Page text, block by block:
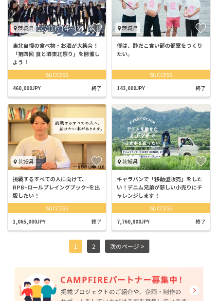
茨城県
東北自慢の食べ物・お酒が大集合！
「第四回 食と酒東北祭り」を開催し
よう！
SUCCESS
460,000JPY 終了
茨城県
僕は、酢だこ食い部の部室をつくり
たい。
SUCCESS
143,000JPY 終了
茨城県
挑戦するすべての人に向けて、
RPB~ロールプレイングブック~を出
版したい！
SUCCESS
1,065,000JPY 終了
茨城県
キャラバンで「移動型販売」をした
い！デニム兄弟が新しい小売りにチ
ャレンジします！
SUCCESS
7,760,800JPY 終了
1 2 次のページ >